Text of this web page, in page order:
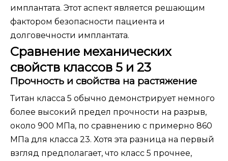
имплантата. Этот аспект является решающим
фактором безопасности пациента и
долговечности имплантата.
Сравнение механических
свойств классов 5 и 23
Прочность и свойства на растяжение
Титан класса 5 обычно демонстрирует немного
более высокий предел прочности на разрыв,
около 900 МПа, по сравнению с примерно 860
МПа для класса 23. Хотя эта разница на первый
взгляд предполагает, что класс 5 прочнее,